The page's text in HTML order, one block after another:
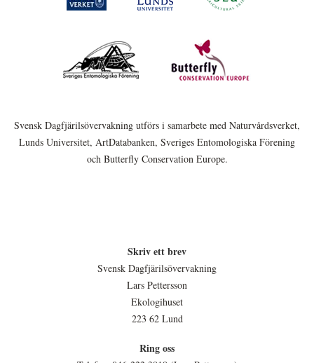
Svensk Dagfjärilsövervakning utförs i samarbete med Naturvårdsverket,
Lunds Universitet, ArtDatabanken, Sveriges Entomologiska Förening
och Butterfly Conservation Europe.
Skriv ett brev
Svensk Dagfjärilsövervakning
Lars Pettersson
Ekologihuset
223 62 Lund
Ring oss